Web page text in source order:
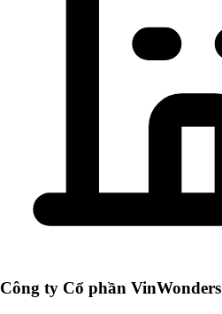
Công ty Cổ phần VinWonders